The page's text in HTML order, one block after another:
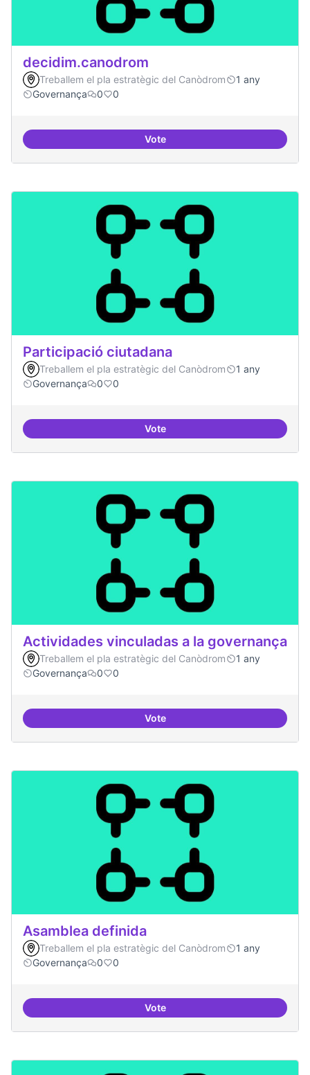
decidim.canodrom
Treballem el pla estratègic del Canòdrom
1 any
Governança
0 0
Votedecidim.canodrom
Participació ciutadana
Treballem el pla estratègic del Canòdrom
1 any
Governança
0 0
VoteParticipació ciutadana
Actividades vinculadas a la governança
Treballem el pla estratègic del Canòdrom
1 any
Governança
0 0
VoteActividades vinculadas a la
Asamblea definida
Treballem el pla estratègic del Canòdrom
1 any
Governança
0 0
VoteAsamblea definida